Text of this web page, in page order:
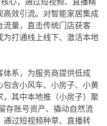
效引流。对智能家居集成
流量，直击传统门店获客
打通线上线下、激活本地
系，为服务商提供低成
含小风车、小房子、小黄
其中本地推（小房子）聚
存账号资产、撬动自然流
通过短视频种草、直播转